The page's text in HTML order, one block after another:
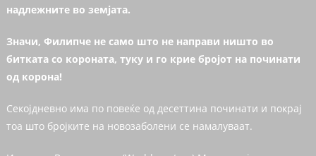
надлежните во земјата.
Значи, Филипче не само што не направи ништо во
битката со короната, туку и го крие бројот на починати
од корона!
Секојдневно има по повеќе од десеттина починати и покрај
тоа што бројките на новозаболени се намалуваат.